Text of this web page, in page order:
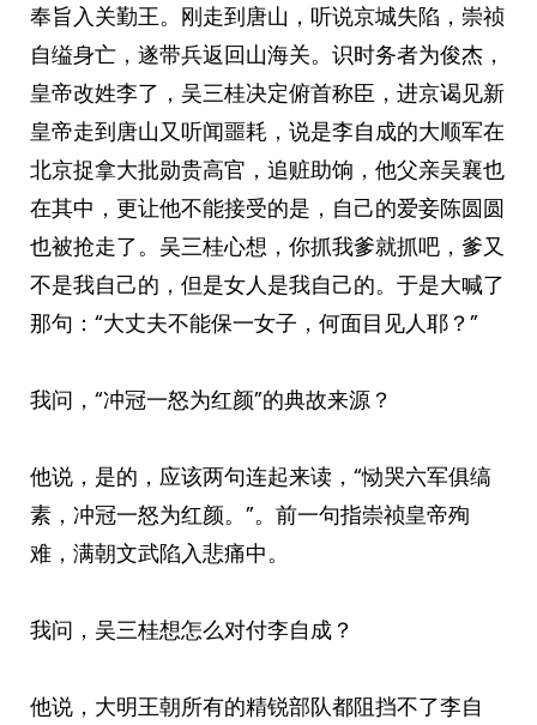
奉旨入关勤王。刚走到唐山，听说京城失陷，崇祯
自缢身亡，遂带兵返回山海关。识时务者为俊杰，
皇帝改姓李了，吴三桂决定俯首称臣，进京谒见新
皇帝走到唐山又听闻噩耗，说是李自成的大顺军在
北京捉拿大批勋贵高官，追赃助饷，他父亲吴襄也
在其中，更让他不能接受的是，自己的爱妾陈圆圆
也被抢走了。吴三桂心想，你抓我爹就抓吧，爹又
不是我自己的，但是女人是我自己的。于是大喊了
那句：“大丈夫不能保一女子，何面目见人耶？”
我问，“冲冠一怒为红颜”的典故来源？
他说，是的，应该两句连起来读，“恸哭六军俱缟
素，冲冠一怒为红颜。”。前一句指崇祯皇帝殉
难，满朝文武陷入悲痛中。
我问，吴三桂想怎么对付李自成？
他说，大明王朝所有的精锐部队都阻挡不了李自